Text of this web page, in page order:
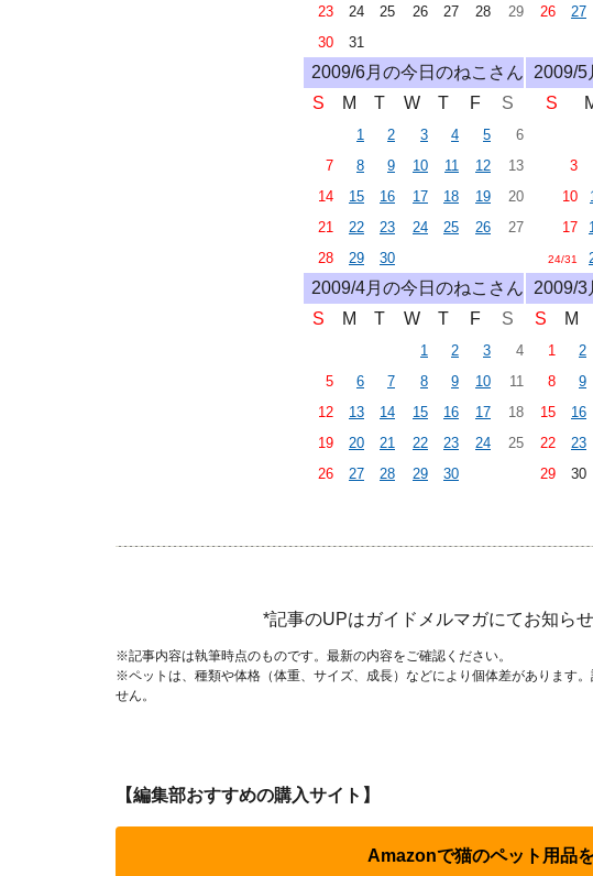
23
24 25 26 27 28
29
30
31
26
27
2009/6月の今日のねこさん
S
M T W T F S
1 2 3 4 5
6
7
8 9 10 11 12
13
14
15 16 17 18 19
20
21
22 23 24 25 26
27
28
29 30
2009/5
S
3
10
17
24/31
2009/4月の今日のねこさん
S
M T W T F S
1 2 3
4
5
6 7 8 9 10
11
12
13 14 15 16 17
18
19
20 21 22 23 24
25
26
27 28 29 30
2009/3
S
M
1 2
8
9
15
16
22
23
29
30
*記事のUPはガイドメルマガにてお知ら
※記事内容は執筆時点のものです。最新の内容をご確認ください。
※ペットは、種類や体格（体重、サイズ、成長）などにより個体差があります
せん。
【編集部おすすめの購入サイト】
Amazonで猫のペット用品